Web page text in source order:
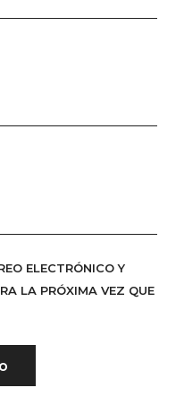
ELECTRÓNICO Y
LA PRÓXIMA VEZ QUE